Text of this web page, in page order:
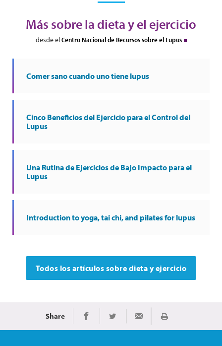
Más sobre la dieta y el ejercicio
desde elCentro Nacional de Recursos sobre el Lupus
Comer sano cuando uno tiene lupus
Cinco Beneficios del Ejercicio para el Control del
Lupus
Una Rutina de Ejercicios de Bajo Impacto para el
Lupus
Introduction to yoga, tai chi, and pilates for lupus
Todos los artículos sobre dieta y ejercicio
Share Share on Facebook
Share on TwitterShare via EmailImprimir